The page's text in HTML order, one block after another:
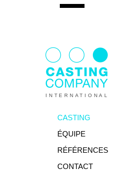
INTERNATIONAL
CASTING
ÉQUIPE
RÉFÉRENCES
CONTACT